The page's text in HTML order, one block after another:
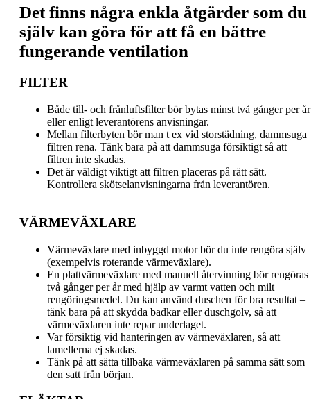
Det finns några enkla åtgärder som du
själv kan göra för att få en bättre
fungerande ventilation
FILTER
Både till- och frånluftsfilter bör bytas minst två gånger per år
eller enligt leverantörens anvisningar.
Mellan filterbyten bör man t ex vid storstädning, dammsuga
filtren rena. Tänk bara på att dammsuga försiktigt så att
filtren inte skadas.
Det är väldigt viktigt att filtren placeras på rätt sätt.
Kontrollera skötselanvisningarna från leverantören.
VÄRMEVÄXLARE
Värmeväxlare med inbyggd motor bör du inte rengöra själv
(exempelvis roterande värmeväxlare).
En plattvärmeväxlare med manuell återvinning bör rengöras
två gånger per år med hjälp av varmt vatten och milt
rengöringsmedel. Du kan använd duschen för bra resultat –
tänk bara på att skydda badkar eller duschgolv, så att
värmeväxlaren inte repar underlaget.
Var försiktig vid hanteringen av värmeväxlaren, så att
lamellerna ej skadas.
Tänk på att sätta tillbaka värmeväxlaren på samma sätt som
den satt från början.